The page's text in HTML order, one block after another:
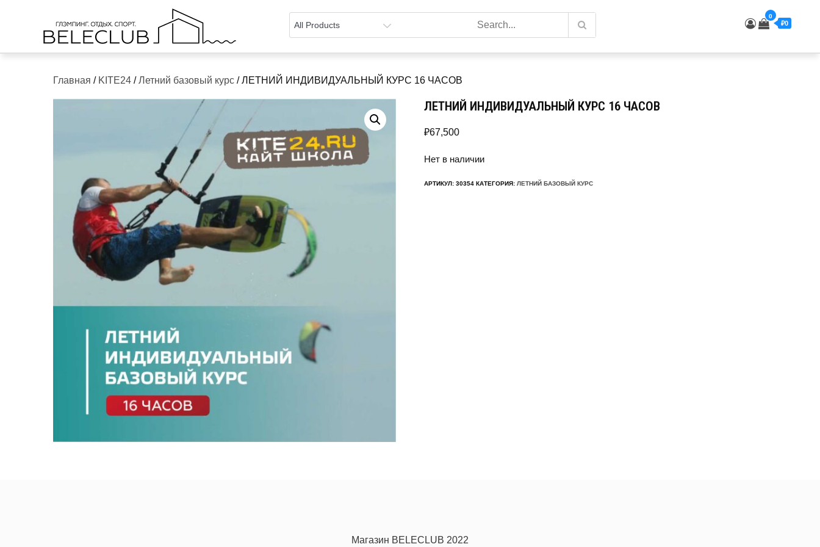
0
₽0
Главная / KITE24 /Летний базовый курс / ЛЕТНИЙ ИНДИВИДУАЛЬНЫЙ КУРС 16 ЧАСОВ
ЛЕТНИЙ ИНДИВИДУАЛЬНЫЙ КУРС 16 ЧАСОВ
₽67,500
Нет в наличии
АРТИКУЛ:30354 КАТЕГОРИЯ:ЛЕТНИЙ БАЗОВЫЙ КУРС
Магазин BELECLUB 2022